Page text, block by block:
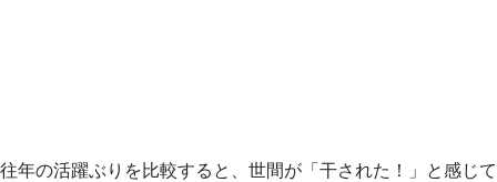
往年の活躍ぶりを比較すると、世間が「干された！」と感じて